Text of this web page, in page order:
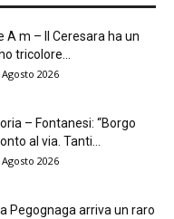
A m – Il Ceresara ha un
tricolore...
Agosto 2026
– Fontanesi: “Borgo
al via. Tanti...
Agosto 2026
Pegognaga arriva un raro